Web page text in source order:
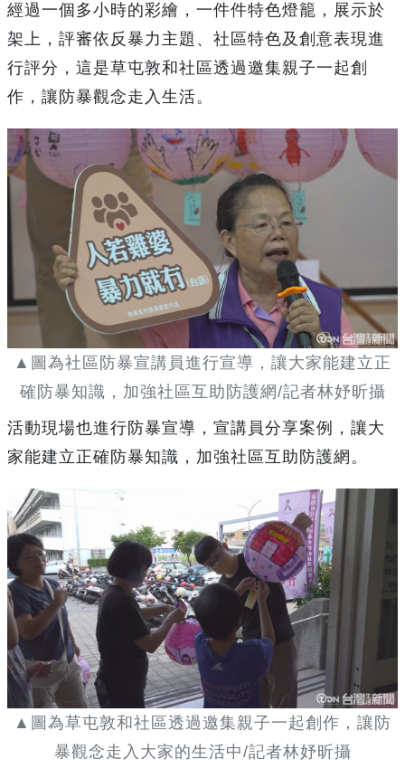
經過一個多小時的彩繪，一件件特色燈籠，展示於
架上，評審依反暴力主題、社區特色及創意表現進
行評分，這是草屯敦和社區透過邀集親子一起創
作，讓防暴觀念走入生活。
▲圖為社區防暴宣講員進行宣導，讓大家能建立正
確防暴知識，加強社區互助防護網/記者林妤昕攝
活動現場也進行防暴宣導，宣講員分享案例，讓大
家能建立正確防暴知識，加強社區互助防護網。
▲圖為草屯敦和社區透過邀集親子一起創作，讓防
暴觀念走入大家的生活中/記者林妤昕攝